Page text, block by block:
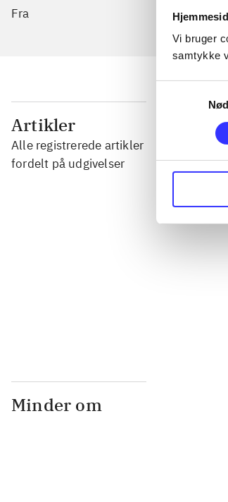
Vi bruger
samtykke
Fra
Artikler
Alle registrerede artikler
fordelt på udgivelser
Minder om